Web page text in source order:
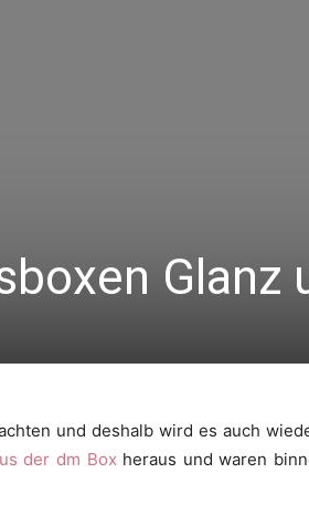
Glanz
und deshalb wird es auch
der dm Box heraus und waren